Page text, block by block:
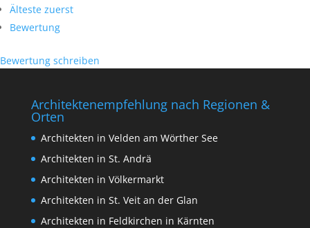
Älteste zuerst
Bewertung
Bewertung schreiben
Architektenempfehlung nach Regionen &
Orten
Architekten in Velden am Wörther See
Architekten in St. Andrä
Architekten in Völkermarkt
Architekten in St. Veit an der Glan
Architekten in Feldkirchen in Kärnten